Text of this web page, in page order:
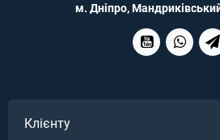
м. Дніпро,
Клієнту